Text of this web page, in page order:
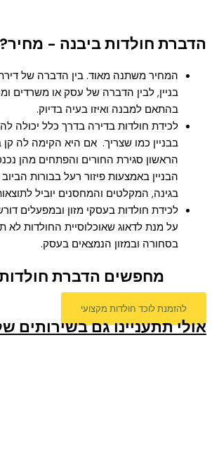
הדברת חולדות ביבנה - מחיר?
המחיר משתנה מאוד. בין הדברה של
בניין, לבין הדברה של עסק או משרדים
בהתאם למבנה ואיזו בעיה בדיוק.
לכידת חולדות בדירה בדרך כלל יכולה
בבניין כמו שצריך. אם היא הקימה לה
הראשון סגירת החורים והפתחים מהן
הבניין באמצעות פיזור רעל בבורות
בגינה, המקלטים והמחסנים יוביל
לכידת חולדות בעסקי מזון ובמפעלים
על מנת לדאוג שאוכלוסיית החולדות לא
בסחורה ובמזון הנמצאים בעסק.
מחפשים הדברת
להזמנת לוכד חולדות מקצועי
אולי תתעניינו גם בשירותים